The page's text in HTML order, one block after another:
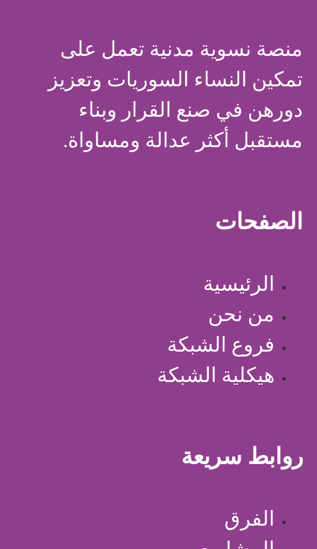
منصة نسوية مدنية تعمل على
تمكين النساء السوريات وتعزيز
دورهن في صنع القرار وبناء
مستقبل أكثر عدالة ومساواة.
الصفحات
الرئيسية
من نحن
فروع الشبكة
هيكلية الشبكة
روابط سريعة
الفرق